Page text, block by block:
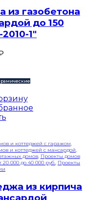
из газобетона
до 150
1″
и коттеджей с гаражом,
и коттеджей с мансардой,
домов, Проекты домов
000 до 40 000 руб., Проекты
из кирпича